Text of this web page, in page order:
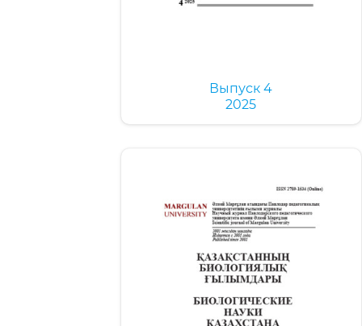
Выпуск 4
2025